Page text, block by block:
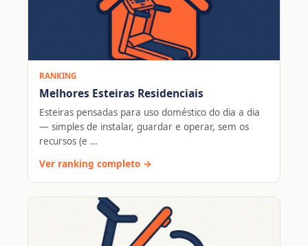
RANKING
Melhores Esteiras Residenciais
Esteiras pensadas para uso doméstico do dia a dia
— simples de instalar, guardar e operar, sem os
recursos (e …
Ver ranking completo →